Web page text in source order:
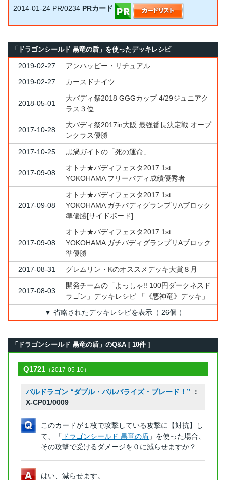
2014-01-24 PR/0234 PRカード
「ドラゴンシールド 黒竜の盾」を使ったデッキレシピ
2019-02-27
アンハッピー・リチュアル
2019-02-27
カースドナイツ
2018-05-01
大バディ祭2018 GGGカップ 4/29ジュニアク
ラス３位
2017-10-28
大バディ祭2017in大阪 最強番長決定戦 オープ
ンクラス優勝
2017-10-25
黒渦ガイトの「死の運命」
2017-09-08
オトナ★バディフェスタ2017 1st
YOKOHAMA フリーバディ成績優秀者
2017-09-08
オトナ★バディフェスタ2017 1st
YOKOHAMA ガチバディグランプリAブロック
準優勝[サイドボード]
2017-09-08
オトナ★バディフェスタ2017 1st
YOKOHAMA ガチバディグランプリAブロック
準優勝
2017-08-31
グレムリン・Kのオススメデッキ大賞８月
2017-08-03
開発チームの「よっしゃ!! 100円ダークネスド
ラゴン」デッキレシピ 「《悪神竜》デッキ」
▼ 省略されたデッキレシピを表示（ 26個 ）
「ドラゴンシールド 黒竜の盾」のQ&A [ 10件 ]
Q1721 （2017-05-10）
バルドラゴン “ダブル・バルバライズ・ブレード！” ：
X-CP01/0009
このカードが１枚で攻撃している攻撃に【対抗】し
て、「 ドラゴンシールド 黒竜の盾 」を使った場合、
その攻撃で受けるダメージを０に減らせますか？
はい、減らせます。